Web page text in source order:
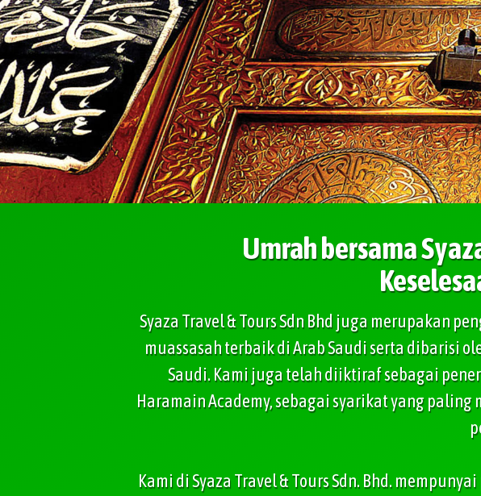
Umrah bersama
Syaza Travel & Tours Sdn Bhd juga merupakan
muassasah terbaik di Arab Saudi serta dibarisi
Saudi. Kami juga telah diiktiraf sebagai
Haramain Academy, sebagai syarikat yang
Kami di Syaza Travel & Tours Sdn. Bhd.